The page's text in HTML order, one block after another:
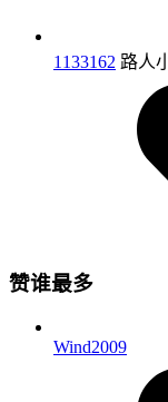
1133162 路人
赞谁最多
Wind2009